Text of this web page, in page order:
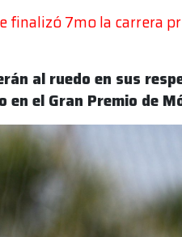
finalizó 7mo la carrera
al ruedo en sus
el Gran Premio de